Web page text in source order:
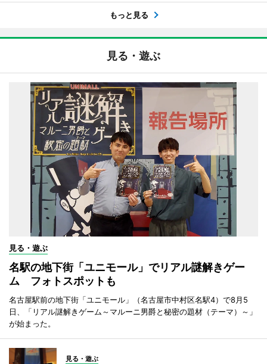
もっと見る
見る・遊ぶ
見る・遊ぶ
名駅の地下街「ユニモール」でリアル謎解きゲー
ム フォトスポットも
名古屋駅前の地下街「ユニモール」（名古屋市中村区名駅4）で8月5
日、「リアル謎解きゲーム～マルーニ男爵と秘密の題材（テーマ）～」
が始まった。
見る・遊ぶ